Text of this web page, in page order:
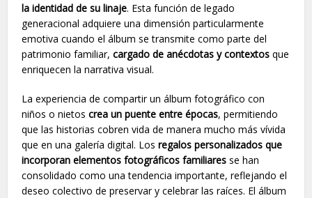
la identidad de su linaje. Esta función de legado
generacional adquiere una dimensión particularmente
emotiva cuando el álbum se transmite como parte del
patrimonio familiar,cargado de anécdotas y contextos que
enriquecen la narrativa visual.
La experiencia de compartir un álbum fotográfico con
niños o nietoscrea un puente entre épocas, permitiendo
que las historias cobren vida de manera mucho más vívida
que en una galería digital. Losregalos personalizados que
incorporan elementos fotográficos familiares se han
consolidado como una tendencia importante, reflejando el
deseo colectivo de preservar y celebrar las raíces. El álbum